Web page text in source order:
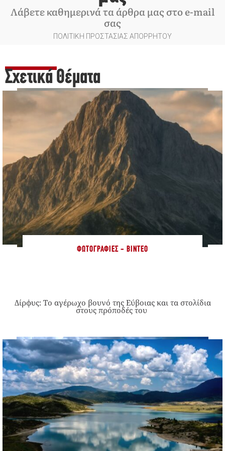
Λάβετε καθημερινά τα άρθρα μας στο e-mail
σας
ΠΟΛΙΤΙΚΗ ΠΡΟΣΤΑΣΙΑΣ ΑΠΟΡΡΗΤΟΥ
Σχετικά Θέματα
ΦΩΤΟΓΡΑΦΊΕΣ - ΒΊΝΤΕΟ
Δίρφυς: Το αγέρωχο βουνό της Εύβοιας και τα στολίδια
στους πρόποδές του